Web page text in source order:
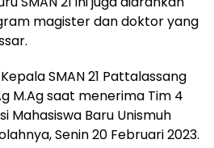
magister dan doktor yang
SMAN 21 Pattalassang
M.Ag saat menerima Tim 4
Mahasiswa Baru Unismuh
Senin 20 Februari 2023.